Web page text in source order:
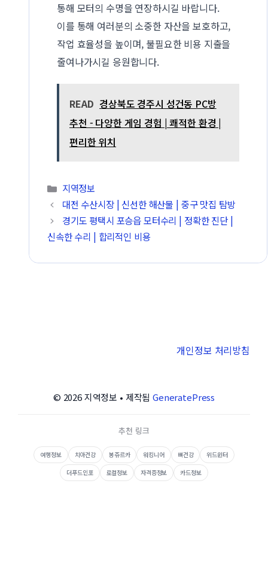
통해 모터의 수명을 연장하시길 바랍니다.
이를 통해 여러분의 소중한 자산을 보호하고,
작업 효율성을 높이며, 불필요한 비용 지출을
줄여나가시길 응원합니다.
READ 경상북도 경주시 성건동 PC방
추천 - 다양한 게임 경험 | 쾌적한 환경 |
편리한 위치
카테고리
지역정보
대전 수산시장 | 신선한 해산물 | 중구 맛집 탐방
경기도 평택시 포승읍 모터수리 | 정확한 진단 |
신속한 수리 | 합리적인 비용
개인정보 처리방침
© 2026 지역정보 • 제작됨GeneratePress
추천 링크
여행정보 치아건강 봉쥬르카 워킹니어 뼈건강
위드윈터
더푸드인포
로컬정보 자격증정보 카드정보